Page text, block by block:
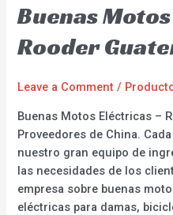
Buenas
Rooder
Leave a Comment /
Buenas Motos Eléctricas –
Proveedores de China.
nuestro gran equipo de
las necesidades de los
empresa sobre buenas
eléctricas para damas,